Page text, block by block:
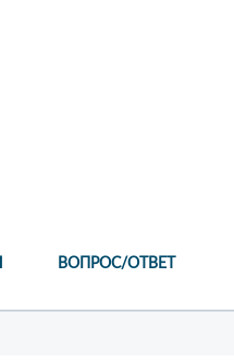
ВОПРОС/ОТВЕТ